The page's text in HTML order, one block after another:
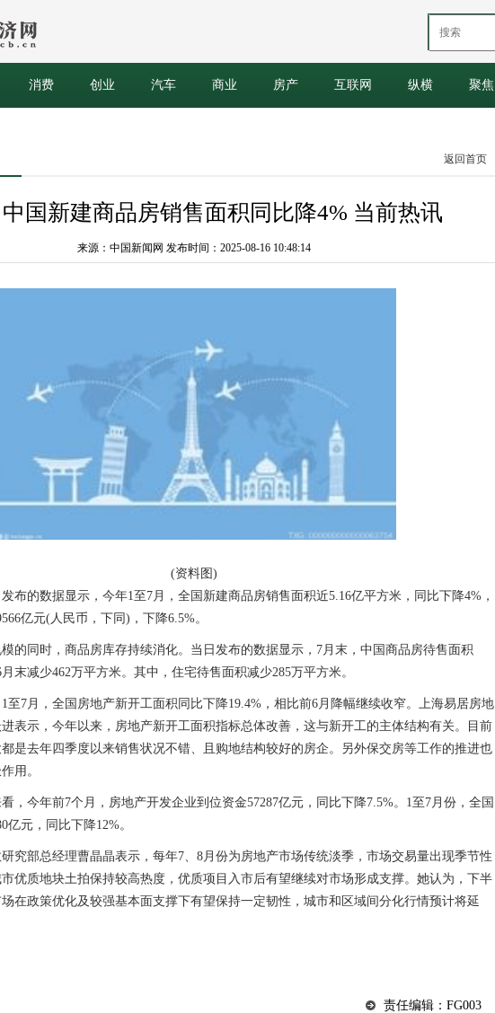
消费 创业 汽车 商业 房产 互联网 纵横 聚焦
返回首页
国新建商品房销售面积同比降4% 当前热讯
来源：中国新闻网 发布时间：2025-08-16 10:48:14
(资料图)
布的数据显示，今年1至7月，全国新建商品房销售面积近5.16亿平方米，同比下降4%，
亿元(人民币，下同)，下降6.5%。
的同时，商品房库存持续消化。当日发布的数据显示，7月末，中国商品房待售面积
末减少462万平方米。其中，住宅待售面积减少285万平方米。
至7月，全国房地产新开工面积同比下降19.4%，相比前6月降幅继续收窄。上海易居房地
表示，今年以来，房地产新开工面积指标总体改善，这与新开工的主体结构有关。目前
是去年四季度以来销售状况不错、且购地结构较好的房企。另外保交房等工作的推进也
用。
，今年前7个月，房地产开发企业到位资金57287亿元，同比下降7.5%。1至7月份，全国
亿元，同比下降12%。
究部总经理曹晶晶表示，每年7、8月份为房地产市场传统淡季，市场交易量出现季节性
优质地块土拍保持较高热度，优质项目入市后有望继续对市场形成支撑。她认为，下半
在政策优化及较强基本面支撑下有望保持一定韧性，城市和区域间分化行情预计将延
责任编辑：FG003